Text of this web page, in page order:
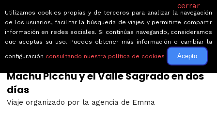
← Volver a Circuitos por Perú
Machu Picchu y el Valle Sagrado en dos
días
Viaje organizado por la agencia de Emma
cerrar
Utilizamos cookies propias y de terceros para analizar la navegación
de los usuarios, facilitar la búsqueda de viajes y permitirte compartir
información en redes sociales. Si continúas navegando, consideramos
que aceptas su uso. Puedes obtener más información o cambiar la
configuración consultando nuestra política de cookies Acepto